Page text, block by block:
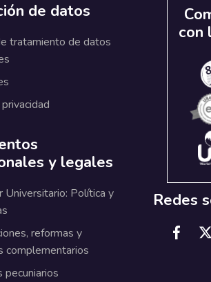
de datos
tratamiento de datos
y legales
Universitario: Política y
reformas y
complementarios
pecuniarios
con
Redes